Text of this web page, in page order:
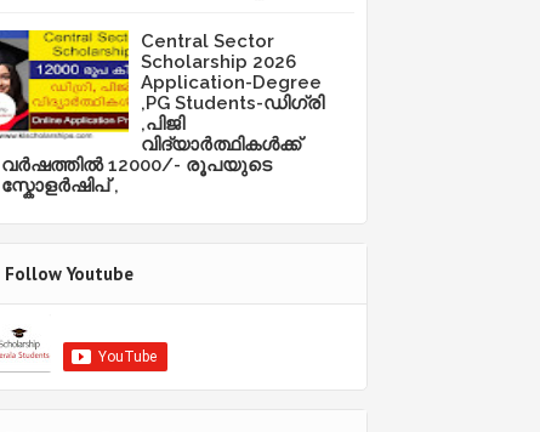
Central Sector
Scholarship 2026
Application-Degree
,PG Students-ഡിഗ്രി
,പിജി
വിദ്യാർത്ഥികൾക്ക്
വർഷത്തിൽ 12000/- രൂപയുടെ
സ്കോളർഷിപ് ,
Follow Youtube